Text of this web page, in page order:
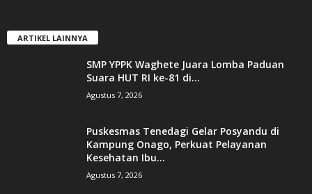
ARTIKEL LAINNYA
SMP YPPK Waghete Juara Lomba Paduan
Suara HUT RI ke-81 di...
Agustus 7, 2026
Puskesmas Tenedagi Gelar Posyandu di
Kampung Onago, Perkuat Pelayanan
Kesehatan Ibu...
Agustus 7, 2026